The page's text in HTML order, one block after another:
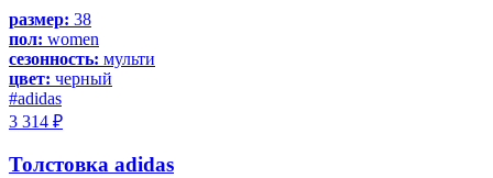
размер: 38
пол: women
сезонность: мульти
цвет: черный
#adidas
3 314 ₽
Толстовка adidas